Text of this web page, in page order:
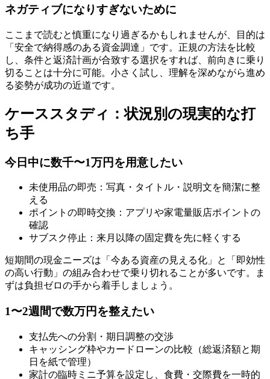
ネガティブになりすぎないために
ここまで読むと慎重になり過ぎるかもしれませんが、目的は
「安全で納得感のある資金調達」です。正規の方法を比較
し、条件と返済計画が合致する選択をすれば、前向きに乗り
切ることは十分に可能。小さく試し、理解を深めながら進め
る姿勢が成功の近道です。
ケーススタディ：状況別の現実的な打
ち手
今日中に数千〜1万円を用意したい
未使用品の即売：写真・タイトル・説明文を簡潔に整
える
ポイントの即時交換：アプリや家電量販店ポイントの
確認
サブスク停止：来月以降の固定費を先に軽くする
短期間の現金ニーズは「今ある資産の見える化」と「即効性
の高い行動」の組み合わせで乗り切れることが多いです。ま
ずは負担ゼロの手から着手しましょう。
1〜2週間で数万円を整えたい
支払先への分割・期日調整の交渉
キャッシング枠やカードローンの比較（総返済額と期
日を紙で管理）
家計の臨時ミニ予算を設定し、食費・交際費を一時的